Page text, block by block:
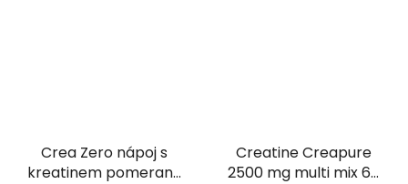
Crea Zero nápoj s
kreatinem pomeranč
Creatine Creapure
2500 mg multi mix 60